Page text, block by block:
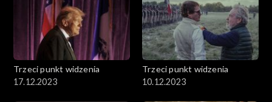
Trzeci punkt widzenia
17.12.2023
Trzeci punkt widzenia
10.12.2023